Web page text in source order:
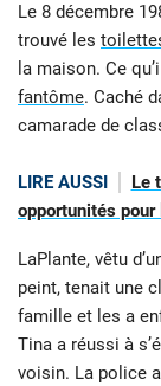
Le 8 décembre
trouvé les
la maison. Ce
fantôme. Caché
camarade de
LIRE AUSSI
Le
opportunités
LaPlante, vêtu
peint, tenait une
famille et les a
Tina a réussi à
voisin. La police